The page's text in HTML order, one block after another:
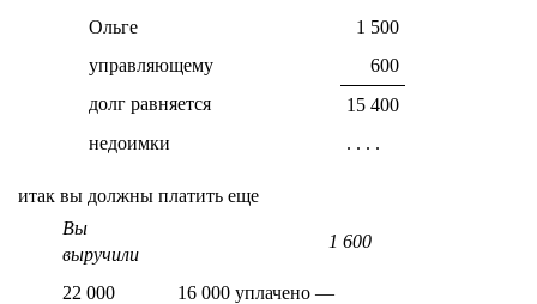
Ольге
1 500
управляющему
600
долг равняется
15 400
недоимки
. . . .
итак вы должны платить еще
Вы
выручили
1 600
22 000
16 000 уплачено —